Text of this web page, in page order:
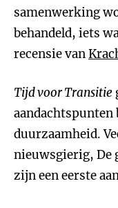
samenwerking
behandeld, iets
recensie van
Tijd voor Transitie
duurzaamheid.
nieuwsgierig, De
zijn een eerste